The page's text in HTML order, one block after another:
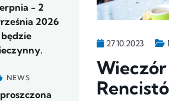
27.10.2023
- 2
2026
będzie
NEWS